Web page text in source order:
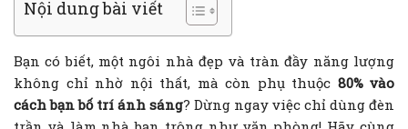
Nội dung bài viết
Bạn có biết, một ngôi nhà đẹp và tràn đầy năng lượng
không chỉ nhờ nội thất, mà còn phụ thuộc 80% vào
cách bạn bố trí ánh sáng? Dừng ngay việc chỉ dùng đèn